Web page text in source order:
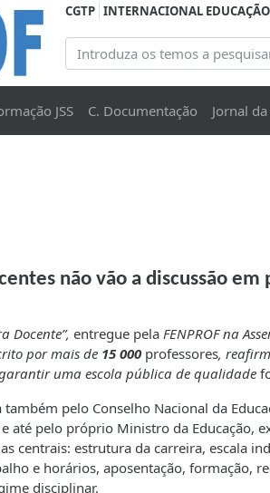
CGTP INTERNACIONAL EDUCAÇÃO
JSS C. Documentação Jornal da
não vão a discussão
Docente”, entregue pela FENPROF na
por mais de 15 000 professores,
uma escola pública de qualidade
pelo Conselho Nacional da
até pelo próprio Ministro da Educação,
centrais: estrutura da carreira, escala
e horários, aposentação, formação,
disciplinar.